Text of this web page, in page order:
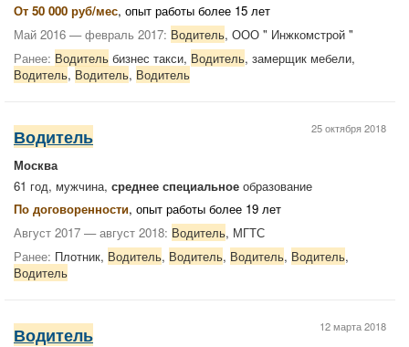
От 50 000 руб/мес, опыт работы более 15 лет
Май 2016 — февраль 2017: Водитель, ООО " Инжкомстрой "
Ранее: Водитель бизнес такси, Водитель, замерщик мебели,
Водитель, Водитель, Водитель
25 октября 2018
Водитель
Москва
61 год, мужчина, среднее специальное образование
По договоренности, опыт работы более 19 лет
Август 2017 — август 2018: Водитель, МГТС
Ранее: Плотник, Водитель, Водитель, Водитель, Водитель,
Водитель
12 марта 2018
Водитель